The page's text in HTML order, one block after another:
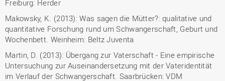
Freiburg: Herder
Makowsky, K. (2013): Was sagen die Mütter?: qualitative und
quantitative Forschung rund um Schwangerschaft, Geburt und
Wochenbett. Weinheim: Beltz Juventa
Martin, D. (2013): Übergang zur Vaterschaft - Eine empirische
Untersuchung zur Auseinandersetzung mit der Vateridentität
im Verlauf der Schwangerschaft. Saarbrücken: VDM